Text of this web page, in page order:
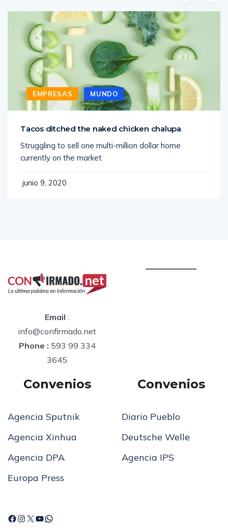
EMPRESAS MUNDO
Tacos ditched the naked chicken chalupa
Struggling to sell one multi-million dollar home
currently on the market
junio 9, 2020
Email :
info@confirmado.net
Phone : 593 99 334
3645
Convenios
Agencia Sputnik
Agencia Xinhua
Agencia DPA
Europa Press
Convenios
Diario Pueblo
Deutsche Welle
Agencia IPS